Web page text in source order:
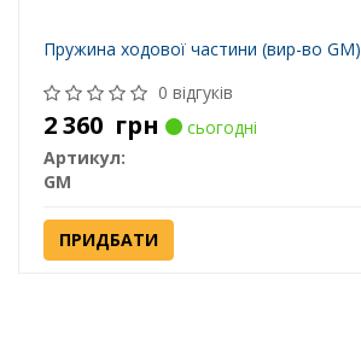
Пружина ходової частини (вир-во GM)
0 відгуків
2 360 грн
сьогодні
Артикул:
GM
ПРИДБАТИ